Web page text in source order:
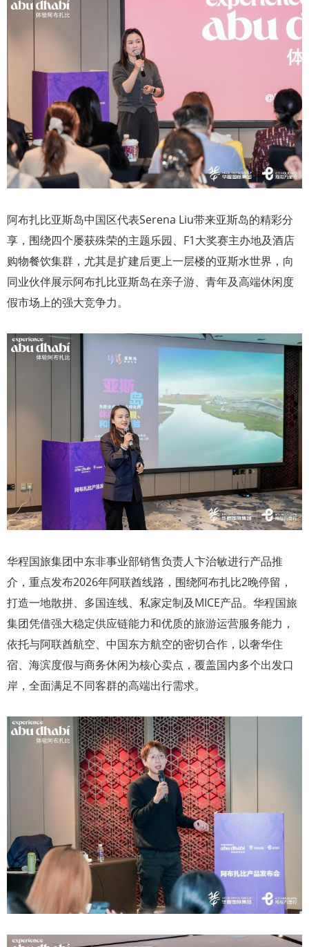
阿布扎比亚斯岛中国区代表Serena Liu带来亚斯岛的精彩分
享，围绕四个屡获殊荣的主题乐园、F1大奖赛主办地及酒店
购物餐饮集群，尤其是扩建后更上一层楼的亚斯水世界，向
同业伙伴展示阿布扎比亚斯岛在亲子游、青年及高端休闲度
假市场上的强大竞争力。
华程国旅集团中东非事业部销售负责人卞治敏进行产品推
介，重点发布2026年阿联酋线路，围绕阿布扎比2晚停留，
打造一地散拼、多国连线、私家定制及MICE产品。华程国旅
集团凭借强大稳定供应链能力和优质的旅游运营服务能力，
依托与阿联酋航空、中国东方航空的密切合作，以奢华住
宿、海滨度假与商务休闲为核心卖点，覆盖国内多个出发口
岸，全面满足不同客群的高端出行需求。